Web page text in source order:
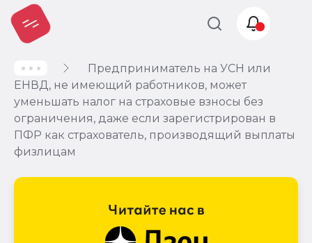
Предприниматель на УСН или
ЕНВД, не имеющий работников, может
уменьшать налог на страховые взносы без
ограничения, даже если зарегистрирован в
ПФР как страхователь, производящий выплаты
физлицам
Учет и
налогообложение
Автоматизация